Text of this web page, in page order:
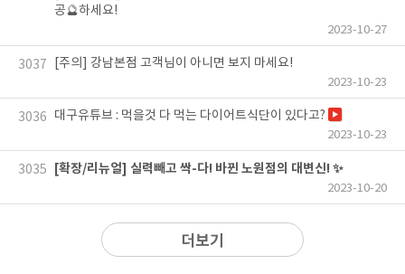
공🔮하세요!
2023-10-27
3037 [주의] 강남본점 고객님이 아니면 보지 마세요!
2023-10-23
3036 대구유튜브 : 먹을것 다 먹는 다이어트식단이 있다고?
2023-10-23
3035 [확장/리뉴얼] 실력빼고 싹-다! 바뀐 노원점의 대변신! ✨
2023-10-20
더보기